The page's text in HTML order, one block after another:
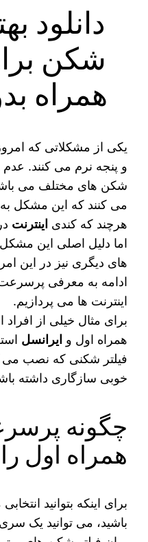
دانلود
شکن
همراه
یکی از مشکلاتی که
و پنجه نرم می کنند. عدم
شکن های مختلف می
می کنند که این مشکل به
هرچند که کندی اینترنت
اما دلیل اصلی این مشکل
های دیگری نیز در این امر
اینترنت ها می پردازیم.
برای مثال خیلی از افراد
همراه اول و ایرانسل
فیلتر شکنی که نصب می‌
خوبی سازگاری داشته
همراه اول
برای اینکه بتوانید
باشید، می‌ توانید یک